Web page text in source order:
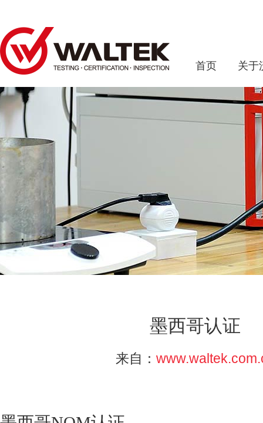
首页 关于
墨西哥认证
来自：